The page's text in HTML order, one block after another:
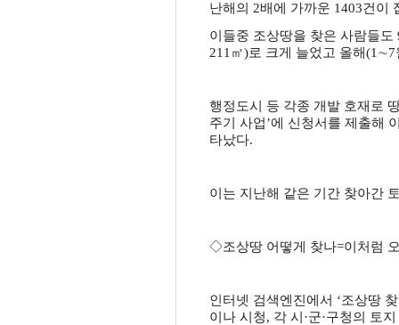
난해의 2배에 가까운 1403건이
이들중 조상땅을 찾은 사람들도
211㎡)로 크게 늘었고 올해
행정도시 등 각종 개발 호재로
주기 사업’에 신청서를 제출해
타났다.
이는 지난해 같은 기간 찾아간
◇조상땅 어떻게 찾나=이처럼
인터넷 검색엔진에서 ‘조상땅
이나 시청, 각 시·군·구청의 토